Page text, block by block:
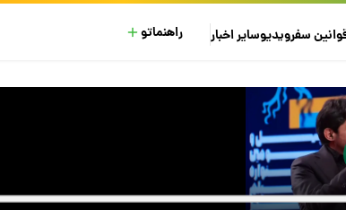
سفرویدیوسایراخبار راهنماتو